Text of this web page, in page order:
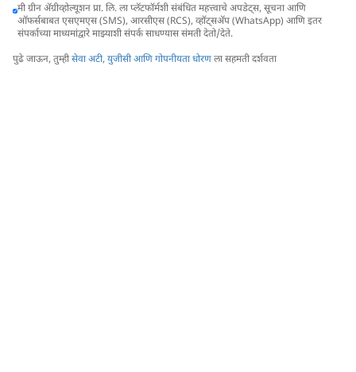
मी ग्रीन अ‍ॅग्रीव्होल्यूशन प्रा. लि. ला प्लॅटफॉर्मशी संबंधित महत्त्वाचे अपडेट्स, सूचना आणि
ऑफर्सबाबत एसएमएस (SMS), आरसीएस (RCS), व्हॉट्सअ‍ॅप (WhatsApp) आणि इतर
संपर्काच्या माध्यमांद्वारे माझ्याशी संपर्क साधण्यास संमती देतो/देते.
पुढे जाऊन, तुम्हीसेवा अटी, युजीसी आणि गोपनीयता धोरणला सहमती दर्शवता